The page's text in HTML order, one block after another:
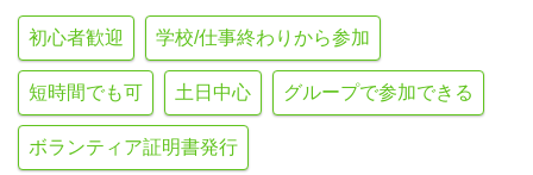
初心者歓迎 学校/仕事終わりから参加
短時間でも可 土日中心 グループで参加できる
ボランティア証明書発行